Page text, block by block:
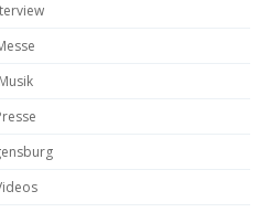
Musik